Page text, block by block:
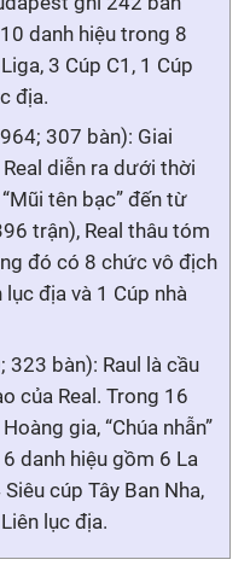
danh hiệu trong 8
3 Cúp C1, 1 Cúp
địa.
307 bàn): Giai
diễn ra dưới thời
tên bạc” đến từ
trận), Real thâu tóm
đó có 8 chức vô địch
lục địa và 1 Cúp nhà
323 bàn): Raul là cầu
của Real. Trong 16
gia, “Chúa nhẫn”
danh hiệu gồm 6 La
cúp Tây Ban Nha,
lục địa.